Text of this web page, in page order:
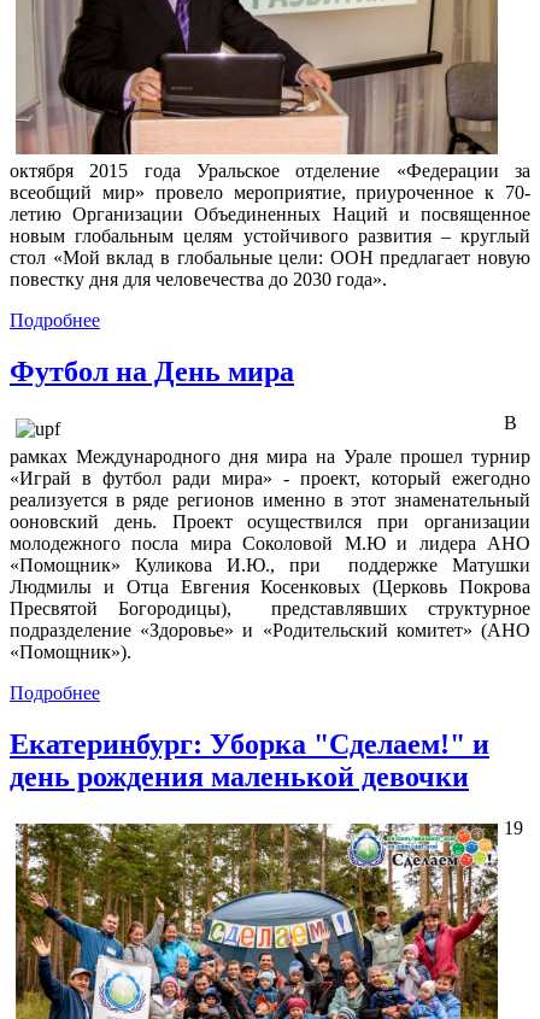
октября 2015 года Уральское отделение «Федерации за
всеобщий мир» провело мероприятие, приуроченное к 70-
летию Организации Объединенных Наций и посвященное
новым глобальным целям устойчивого развития – круглый
стол «Мой вклад в глобальные цели: ООН предлагает новую
повестку дня для человечества до 2030 года».
Подробнее
Футбол на День мира
В
рамках Международного дня мира на Урале прошел турнир
«Играй в футбол ради мира» - проект, который ежегодно
реализуется в ряде регионов именно в этот знаменательный
ооновский день. Проект осуществился при организации
молодежного посла мира Соколовой М.Ю и лидера АНО
«Помощник» Куликова И.Ю., при поддержке Матушки
Людмилы и Отца Евгения Косенковых (Церковь Покрова
Пресвятой Богородицы), представлявших структурное
подразделение «Здоровье» и «Родительский комитет» (АНО
«Помощник»).
Подробнее
Екатеринбург: Уборка "Сделаем!" и
день рождения маленькой девочки
19